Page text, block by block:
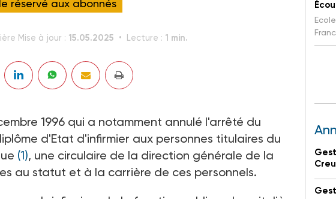
réservé aux abonnés
Mise à jour : 15.05.2025 Lecture : 1 min.
1996 qui a notamment annulé l'arrêté du
d'Etat d'infirmier aux personnes titulaires du
(1), une circulaire de la direction générale de la
au statut et à la carrière de ces personnels.